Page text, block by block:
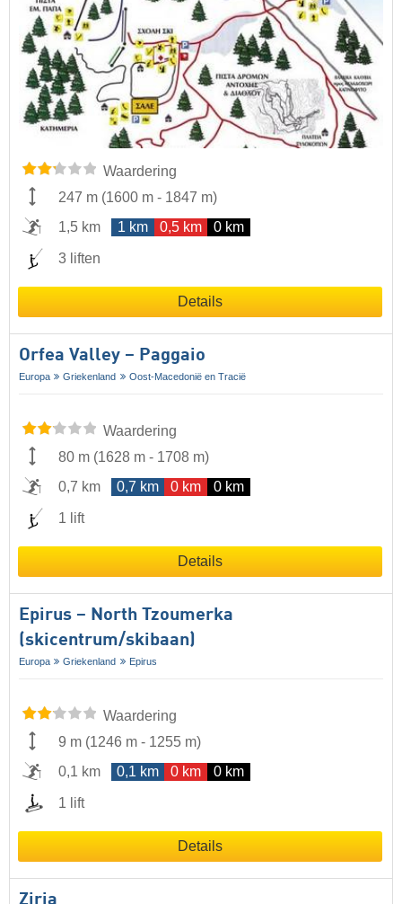
Waardering
247 m (1600 m - 1847 m)
1,5 km
1 km 0,5 km 0 km
3 liften
Details
Orfea Valley – Paggaio
Europa Griekenland Oost-Macedonië en Tracië
Waardering
80 m (1628 m - 1708 m)
0,7 km
0,7 km 0 km 0 km
1 lift
Details
Epirus – North Tzoumerka
(skicentrum/skibaan)
Europa Griekenland Epirus
Waardering
9 m (1246 m - 1255 m)
0,1 km
0,1 km 0 km 0 km
1 lift
Details